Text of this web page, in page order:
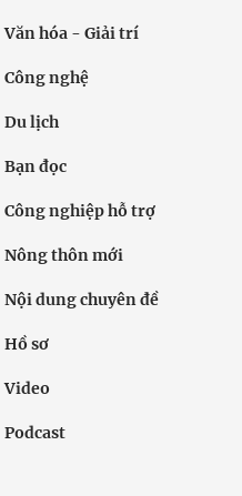
Văn hóa - Giải trí
Công nghệ
Du lịch
Bạn đọc
Công nghiệp hỗ trợ
Nông thôn mới
Nội dung chuyên đề
Hồ sơ
Video
Podcast